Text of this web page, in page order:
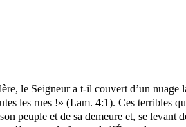
le Seigneur a t-il couvert d’un
les rues !» (Lam. 4:1). Ces terribles
peuple et de sa demeure et, se levant